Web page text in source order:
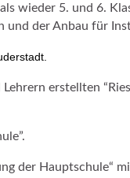
wieder 5. und 6.
und der Anbau für
erstellten
der Hauptschule“